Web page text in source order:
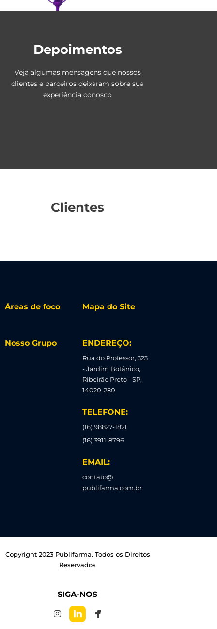
Depoimentos
Veja algumas mensagens que nossos
clientes e parceiros deixaram sobre sua
experiência conosco
Clientes
Áreas de foco Mapa do Site
Nosso Grupo ENDEREÇO:
Rua do Professor, 323
- Jardim Botânico,
Ribeirão Preto - SP,
14020-280
TELEFONE:
(16) 98827-1821
(16) 3911-8796
EMAIL:
contato@
publifarma.com.br
Copyright 2023 Publifarma. Todos os Direitos
Reservados
SIGA-NOS